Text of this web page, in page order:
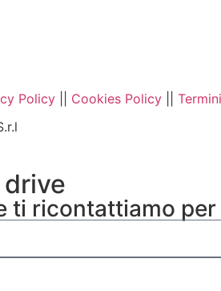
Policy Cookies Policy
ti ricontattiamo